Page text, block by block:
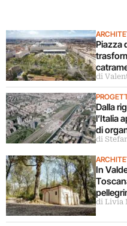
Piazza
di
Dalla
l’Italia
di
di
In
di Livia